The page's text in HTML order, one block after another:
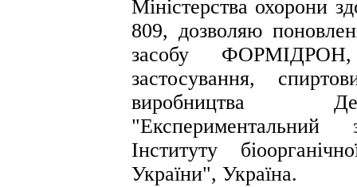
Міністерства охорони
809, дозволяю
засобу
застосування,
виробництва
Інституту
України", Україна.